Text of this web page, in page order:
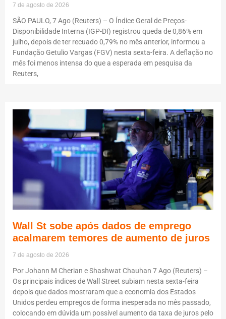
7 de agosto de 2026
SÃO PAULO, 7 Ago (Reuters) – O Índice Geral de Preços-
Disponibilidade Interna (IGP-DI) registrou queda de 0,86% em
julho, depois de ter recuado 0,79% no mês anterior, informou a
Fundação Getulio Vargas (FGV) nesta sexta-feira. A deflação no
mês foi menos intensa do que a esperada em pesquisa da
Reuters,
Wall St sobe após dados de emprego
acalmarem temores de aumento de juros
7 de agosto de 2026
Por Johann M Cherian e Shashwat Chauhan 7 Ago (Reuters) –
Os principais índices de Wall Street subiam nesta sexta-feira
depois que dados mostraram que a economia dos Estados
Unidos perdeu empregos de forma inesperada no mês passado,
colocando em dúvida um possível aumento da taxa de juros pelo